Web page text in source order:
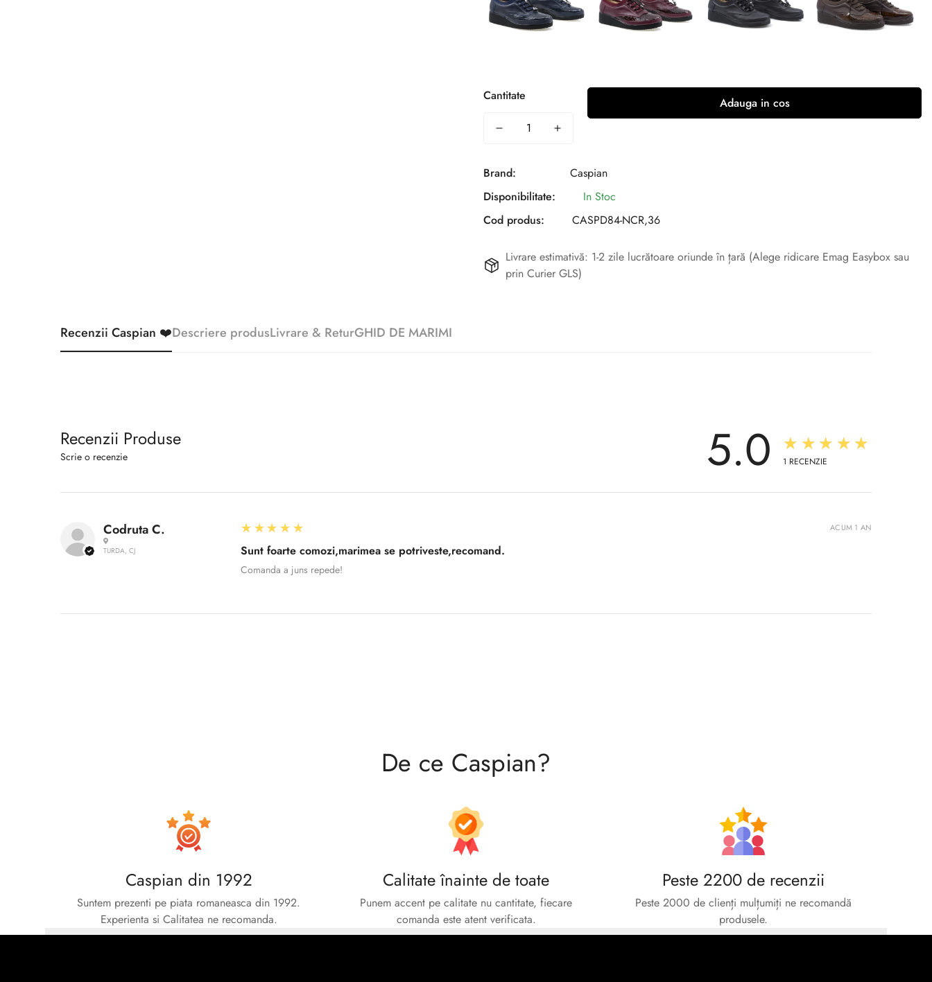
Cantitate Adauga in cos
Brand:
Caspian
Disponibilitate:
In Stoc
Cod produs:
CASPD84-NCR,36
Livrare estimativă: 1-2 zile lucrătoare oriunde în țară (Alege ridicare Emag Easybox sau
prin Curier GLS)
Recenzii Caspian ❤️Descriere produsLivrare & ReturGHID DE MARIMI
Recenzii Produse
Scrie o recenzie 5.0 ★★★★★
1 RECENZIE
Codruta C.
TURDA, CJ
5
★★★★★
Sunt foarte comozi,marimea se potriveste,recomand.
Comanda a juns repede!
ACUM 1 AN
De ce Caspian?
Caspian din 1992
Suntem prezenti pe piata romaneasca din 1992.
Experienta si Calitatea ne recomanda.
Calitate înainte de toate
Punem accent pe calitate nu cantitate, fiecare
comanda este atent verificata.
Peste 2200 de recenzii
Peste 2000 de clienți mulțumiți ne recomandă
produsele.